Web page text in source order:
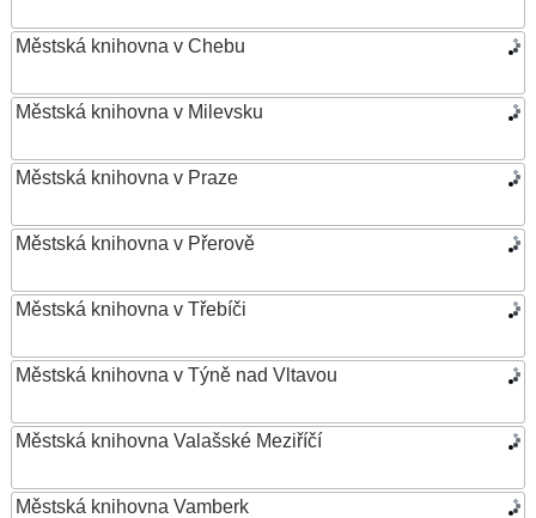
Městská knihovna v Chebu
Městská knihovna v Milevsku
Městská knihovna v Praze
Městská knihovna v Přerově
Městská knihovna v Třebíči
Městská knihovna v Týně nad Vltavou
Městská knihovna Valašské Meziříčí
Městská knihovna Vamberk